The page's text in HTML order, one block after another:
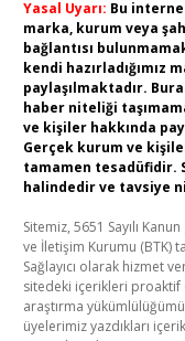
Yasal Uyarı: Bu
marka, kurum veya
bağlantısı
kendi hazırladığımız
paylaşılmaktadır.
haber niteliği
ve kişiler hakkında
Gerçek kurum ve
tamamen tesadüfidir.
halindedir ve tavsiye
Sitemiz, 5651 Sayılı
ve İletişim Kurumu (BTK)
Sağlayıcı olarak hizmet
sitedeki içerikleri proaktif
araştırma
üyelerimiz yazdıkları